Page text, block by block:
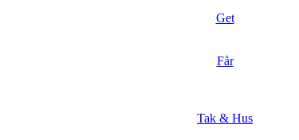
Get
Får
Tak & Hus